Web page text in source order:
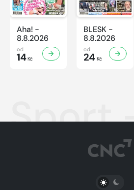
Aha! -
8.8.2026
od
14Kč
BLESK -
8.8.2026
od
24Kč
Sport